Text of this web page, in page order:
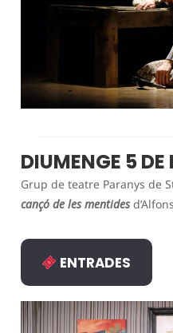
DIUMENGE 5 DE
Grup de teatre Paranys de
cançó de les mentides
ENTRADES